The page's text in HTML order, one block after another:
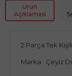
Ürün
Açıklaması
2 Parça Tek
Marka : Çeyiz